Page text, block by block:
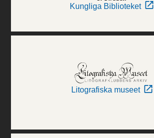
Kungliga Biblioteket
Litografiska museet